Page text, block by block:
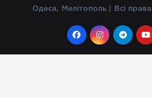
Одеса, Мелітополь | Всі